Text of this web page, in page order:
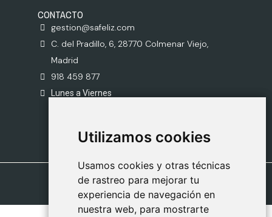
Utilizamos cookies
Usamos cookies y otras técnicas
de rastreo para mejorar tu
experiencia de navegación en
nuestra web, para mostrarte
Utilizamos cookies
Usamos cookies y otras técnicas
de rastreo para mejorar tu
experiencia de navegación en
nuestra web, para mostrarte
CONTACTO
gestion@safeliz.com
C. del Pradillo, 6, 28770 Colmenar Viejo,
Madrid
918 459 877
Lunes a Viernes